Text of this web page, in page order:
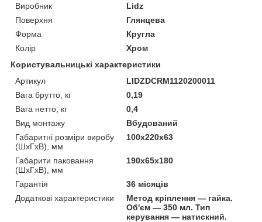
Виробник
Lidz
Поверхня
Глянцева
Форма
Кругла
Колір
Хром
Користувальницькі характеристики
Артикул
LIDZDCRM1120200011
Вага брутто, кг
0,19
Вага нетто, кг
0,4
Вид монтажу
Вбудований
Габаритні розміри виробу
(ШхГхВ), мм
100х220х63
Габарити паковання
(ШхГхВ), мм
190х65х180
Гарантія
36 місяців
Додаткові характеристики
Метод кріплення — гайка.
Об'єм — 350 мл. Тип
керування — натискний.